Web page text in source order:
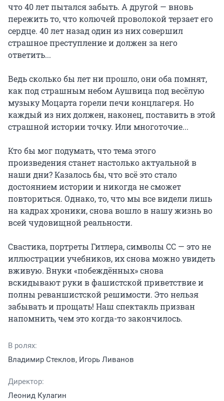
что 40 лет пытался забыть. А другой — вновь
пережить то, что колючей проволокой терзает его
сердце. 40 лет назад один из них совершил
страшное преступление и должен за него
ответить...
Ведь сколько бы лет ни прошло, они оба помнят,
как под страшным небом Аушвица под весёлую
музыку Моцарта горели печи концлагеря. Но
каждый из них должен, наконец, поставить в этой
страшной истории точку. Или многоточие...
Кто бы мог подумать, что тема этого
произведения станет настолько актуальной в
наши дни? Казалось бы, что всё это стало
достоянием истории и никогда не сможет
повториться. Однако, то, что мы все видели лишь
на кадрах хроники, снова вошло в нашу жизнь во
всей чудовищной реальности.
Свастика, портреты Гитлера, символы СС — это не
иллюстрации учебников, их снова можно увидеть
вживую. Внуки «побеждённых» снова
вскидывают руки в фашистской приветствие и
полны реваншистской решимости. Это нельзя
забывать и прощать! Наш спектакль призван
напомнить, чем это когда-то закончилось.
В ролях:
Владимир Стеклов, Игорь Ливанов
Директор:
Леонид Кулагин